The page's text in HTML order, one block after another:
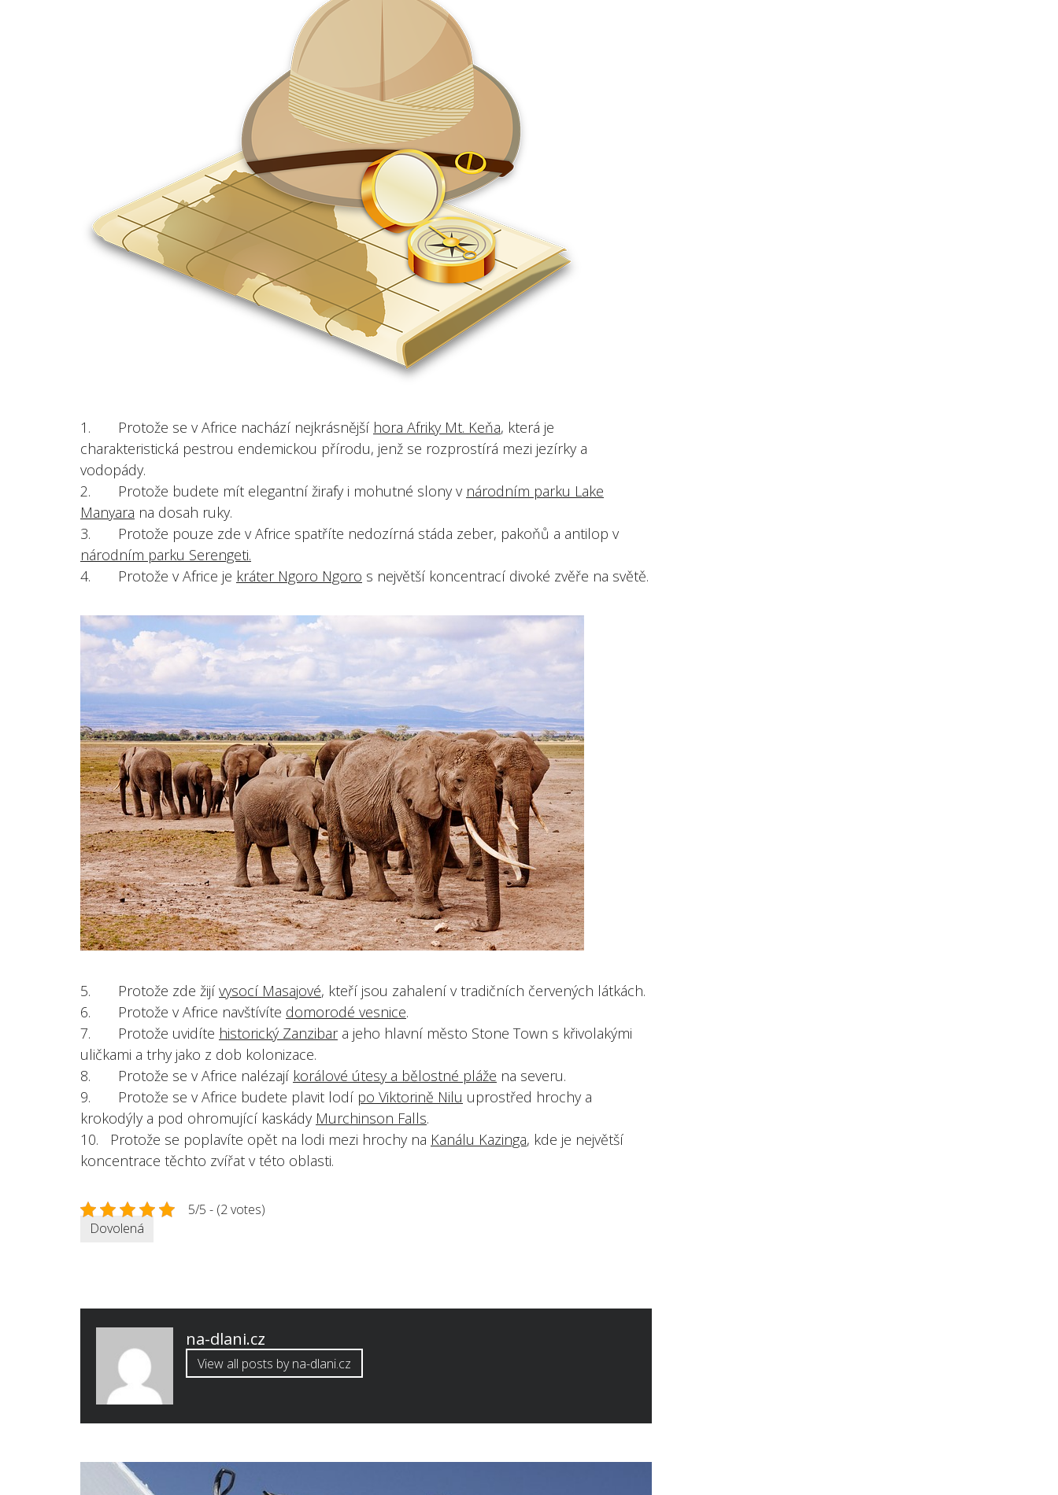
1. Protože se v Africe nachází nejkrásnější hora Afriky Mt. Keňa, která je
charakteristická pestrou endemickou přírodu, jenž se rozprostírá mezi jezírky a
vodopády.
2. Protože budete mít elegantní žirafy i mohutné slony v národním parku Lake
Manyara na dosah ruky.
3. Protože pouze zde v Africe spatříte nedozírná stáda zeber, pakoňů a antilop v
národním parku Serengeti.
4. Protože v Africe je kráter Ngoro Ngoro s největší koncentrací divoké zvěře na světě.
5. Protože zde žijí vysocí Masajové, kteří jsou zahalení v tradičních červených látkách.
6. Protože v Africe navštívíte domorodé vesnice.
7. Protože uvidíte historický Zanzibara jeho hlavní město Stone Town s křivolakými
uličkami a trhy jako z dob kolonizace.
8. Protože se v Africe nalézají korálové útesy a bělostné pláže na severu.
9. Protože se v Africe budete plavit lodí po Viktorině Nilu uprostřed hrochy a
krokodýly a pod ohromující kaskády Murchinson Falls.
10. Protože se poplavíte opět na lodi mezi hrochy na Kanálu Kazinga, kde je největší
koncentrace těchto zvířat v této oblasti.
5/5 - (2 votes)
Dovolená
Published
by
na-dlani.cz
View all posts by na-dlani.cz
Navigace